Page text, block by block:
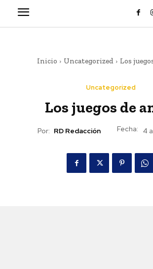
Inicio Uncategorized Los
Uncategorized
Los juegos de
Por: RD Redacción Fecha: 4